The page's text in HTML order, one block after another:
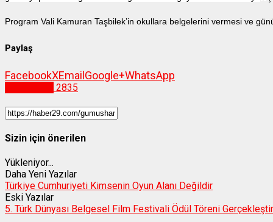
Program Vali Kamuran Taşbilek’in okullara belgelerini vermesi ve
Paylaş
FacebookXEmail Google+WhatsApp
2835
Sizin için önerilen
Yükleniyor...
Daha Yeni Yazılar
Türkiye Cumhuriyeti Kimsenin Oyun Alanı Değildir
Eski Yazılar
5. Türk Dünyası Belgesel Film Festivali Ödül Töreni